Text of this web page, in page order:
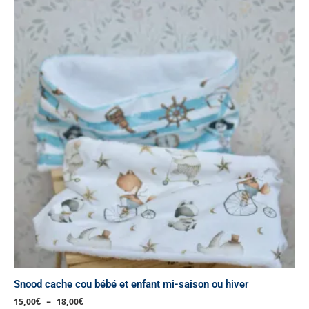
Snood cache cou bébé et enfant mi-saison ou hiver
15,00€ – 18,00€
15,00€
à
18,00€
produit
plusieurs
variations.
options
peuvent
être
choisies
la
page
du
produit